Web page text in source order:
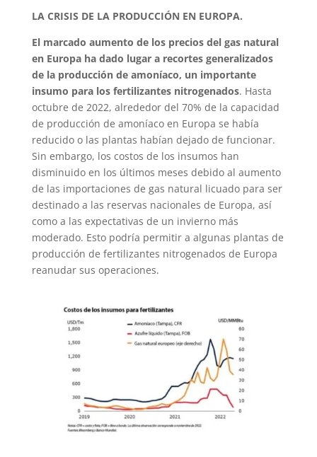
LA CRISIS DE LA PRODUCCIÓN EN EUROPA.
El marcado aumento de los precios del gas natural
en Europa ha dado lugar a recortes generalizados
de la producción de amoníaco, un importante
insumo para los fertilizantes nitrogenados. Hasta
octubre de 2022, alrededor del 70% de la capacidad
de producción de amoníaco en Europa se había
reducido o las plantas habían dejado de funcionar.
Sin embargo, los costos de los insumos han
disminuido en los últimos meses debido al aumento
de las importaciones de gas natural licuado para ser
destinado a las reservas nacionales de Europa, así
como a las expectativas de un invierno más
moderado. Esto podría permitir a algunas plantas de
producción de fertilizantes nitrogenados de Europa
reanudar sus operaciones.